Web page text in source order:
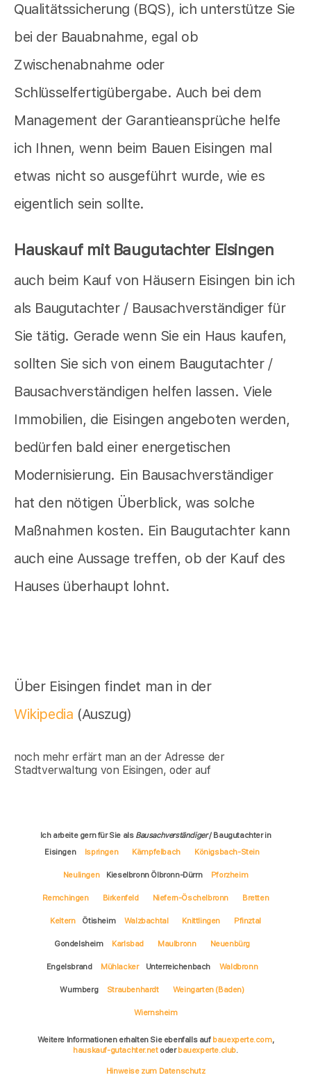
Qualitätssicherung (BQS), ich unterstütze Sie
bei der Bauabnahme, egal ob
Zwischenabnahme oder
Schlüsselfertigübergabe. Auch bei dem
Management der Garantieansprüche helfe
ich Ihnen, wenn beim Bauen Eisingen mal
etwas nicht so ausgeführt wurde, wie es
eigentlich sein sollte.
Hauskauf mit Baugutachter Eisingen
auch beim Kauf von Häusern Eisingen bin ich
als Baugutachter / Bausachverständiger für
Sie tätig. Gerade wenn Sie ein Haus kaufen,
sollten Sie sich von einem Baugutachter /
Bausachverständigen helfen lassen. Viele
Immobilien, die Eisingen angeboten werden,
bedürfen bald einer energetischen
Modernisierung. Ein Bausachverständiger
hat den nötigen Überblick, was solche
Maßnahmen kosten. Ein Baugutachter kann
auch eine Aussage treffen, ob der Kauf des
Hauses überhaupt lohnt.
Über Eisingen findet man in der
Wikipedia (Auszug)
noch mehr erfärt man an der Adresse der
Stadtverwaltung von Eisingen, oder auf
Ich arbeite gern für Sie als Bausachverständiger/ Baugutachter in
Eisingen
Ispringen Kämpfelbach Königsbach-Stein
Neulingen Kieselbronn Ölbronn-Dürrn Pforzheim
Remchingen Birkenfeld Niefern-Öschelbronn Bretten
Keltern Ötisheim Walzbachtal Knittlingen Pfinztal
Gondelsheim Karlsbad Maulbronn Neuenbürg
Engelsbrand Mühlacker Unterreichenbach Waldbronn
Wurmberg Straubenhardt Weingarten (Baden)
Wiernsheim
Weitere Informationen erhalten Sie ebenfalls auf bauexperte.com,
hauskauf-gutachter.netoderbauexperte.club.
Hinweise zum Datenschutz